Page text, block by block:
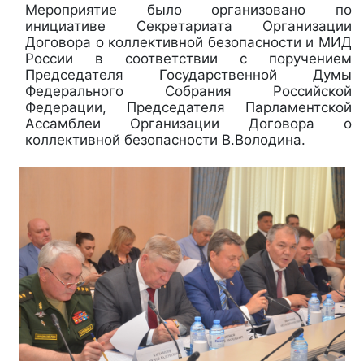
Мероприятие было организовано по
инициативе Секретариата Организации
Договора о коллективной безопасности и МИД
России в соответствии с поручением
Председателя Государственной Думы
Федерального Собрания Российской
Федерации, Председателя Парламентской
Ассамблеи Организации Договора о
коллективной безопасности В.Володина.